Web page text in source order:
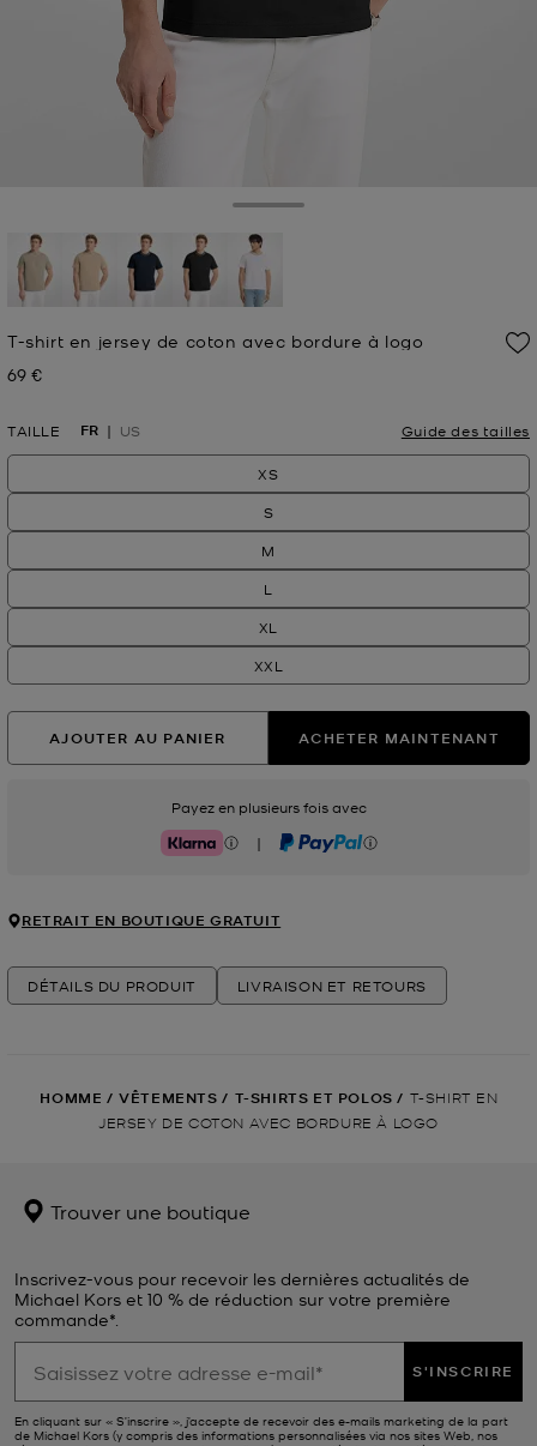
T-shirt en jersey de coton avec bordure à logo
Prix actuel
69 €
TAILLE FR US Guide des tailles
XS
S
M
L
XL
XXL
AJOUTER AU PANIER ACHETER MAINTENANT
Payez en plusieurs fois avec
Klarna | PayPal
RETRAIT EN BOUTIQUE GRATUIT
DÉTAILS DU PRODUIT LIVRAISON ET RETOURS
HOMME / VÊTEMENTS / T-SHIRTS ET POLOS / T-SHIRT EN
JERSEY DE COTON AVEC BORDURE À LOGO
Trouver une boutique
Inscrivez-vous pour recevoir les dernières actualités de
Michael Kors et 10 % de réduction sur votre première
commande*.
S'INSCRIRE
En cliquant sur « S’inscrire », j’accepte de recevoir des e-mails marketing de la part
de Michael Kors (y compris des informations personnalisées via nos sites Web, nos